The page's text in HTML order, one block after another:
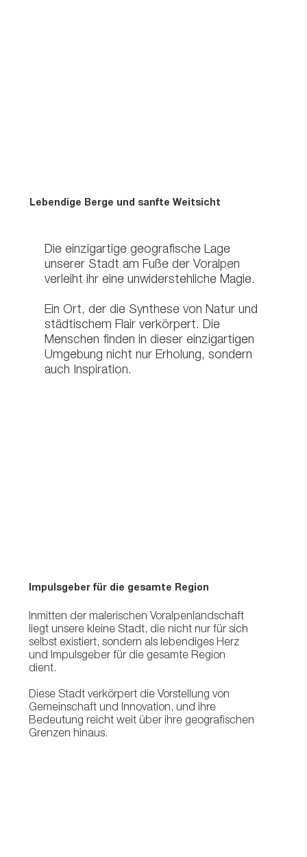
Lebendige Berge und sanfte Weitsicht
Die einzigartige geografische Lage
unserer Stadt am Fuße der Voralpen
verleiht ihr eine unwiderstehliche Magie.
Ein Ort, der die Synthese von Natur und
städtischem Flair verkörpert. Die
Menschen finden in dieser einzigartigen
Umgebung nicht nur Erholung, sondern
auch Inspiration.
Inmitten der malerischen Voralpenlandschaft
liegt unsere kleine Stadt, die nicht nur für sich
selbst existiert, sondern als lebendiges Herz
und Impulsgeber für die gesamte Region
dient.
Diese Stadt verkörpert die Vorstellung von
Gemeinschaft und Innovation, und ihre
Bedeutung reicht weit über ihre geografischen
Grenzen hinaus.
Impulsgeber für die gesamte Region